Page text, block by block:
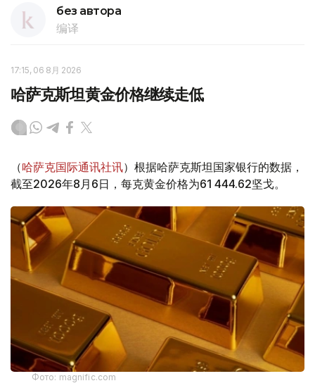
без автора
编译
17:15, 06 8月 2026
哈萨克斯坦黄金价格继续走低
（哈萨克国际通讯社讯）根据哈萨克斯坦国家银行的数据，
截至2026年8月6日，每克黄金价格为61 444.62坚戈。
Фото: magnific.com